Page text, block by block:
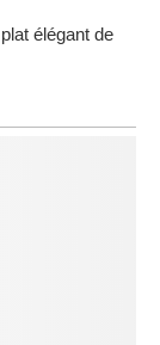
élégant de